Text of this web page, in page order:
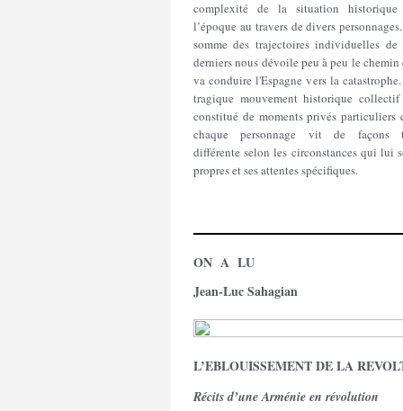
complexité de la situation historique
l’époque au travers de divers
somme des trajectoires individuelles de
derniers nous dévoile peu à peu le
va conduire l'Espagne vers la
tragique mouvement historique collectif
constitué de moments privés particuliers
chaque personnage vit de façons
différente selon les circonstances qui lui
propres et ses attentes spécifiques.
ON A LU
Jean-Luc Sahagian
L’EBLOUISSEMENT DE LA
Récits d’une Arménie en révolution